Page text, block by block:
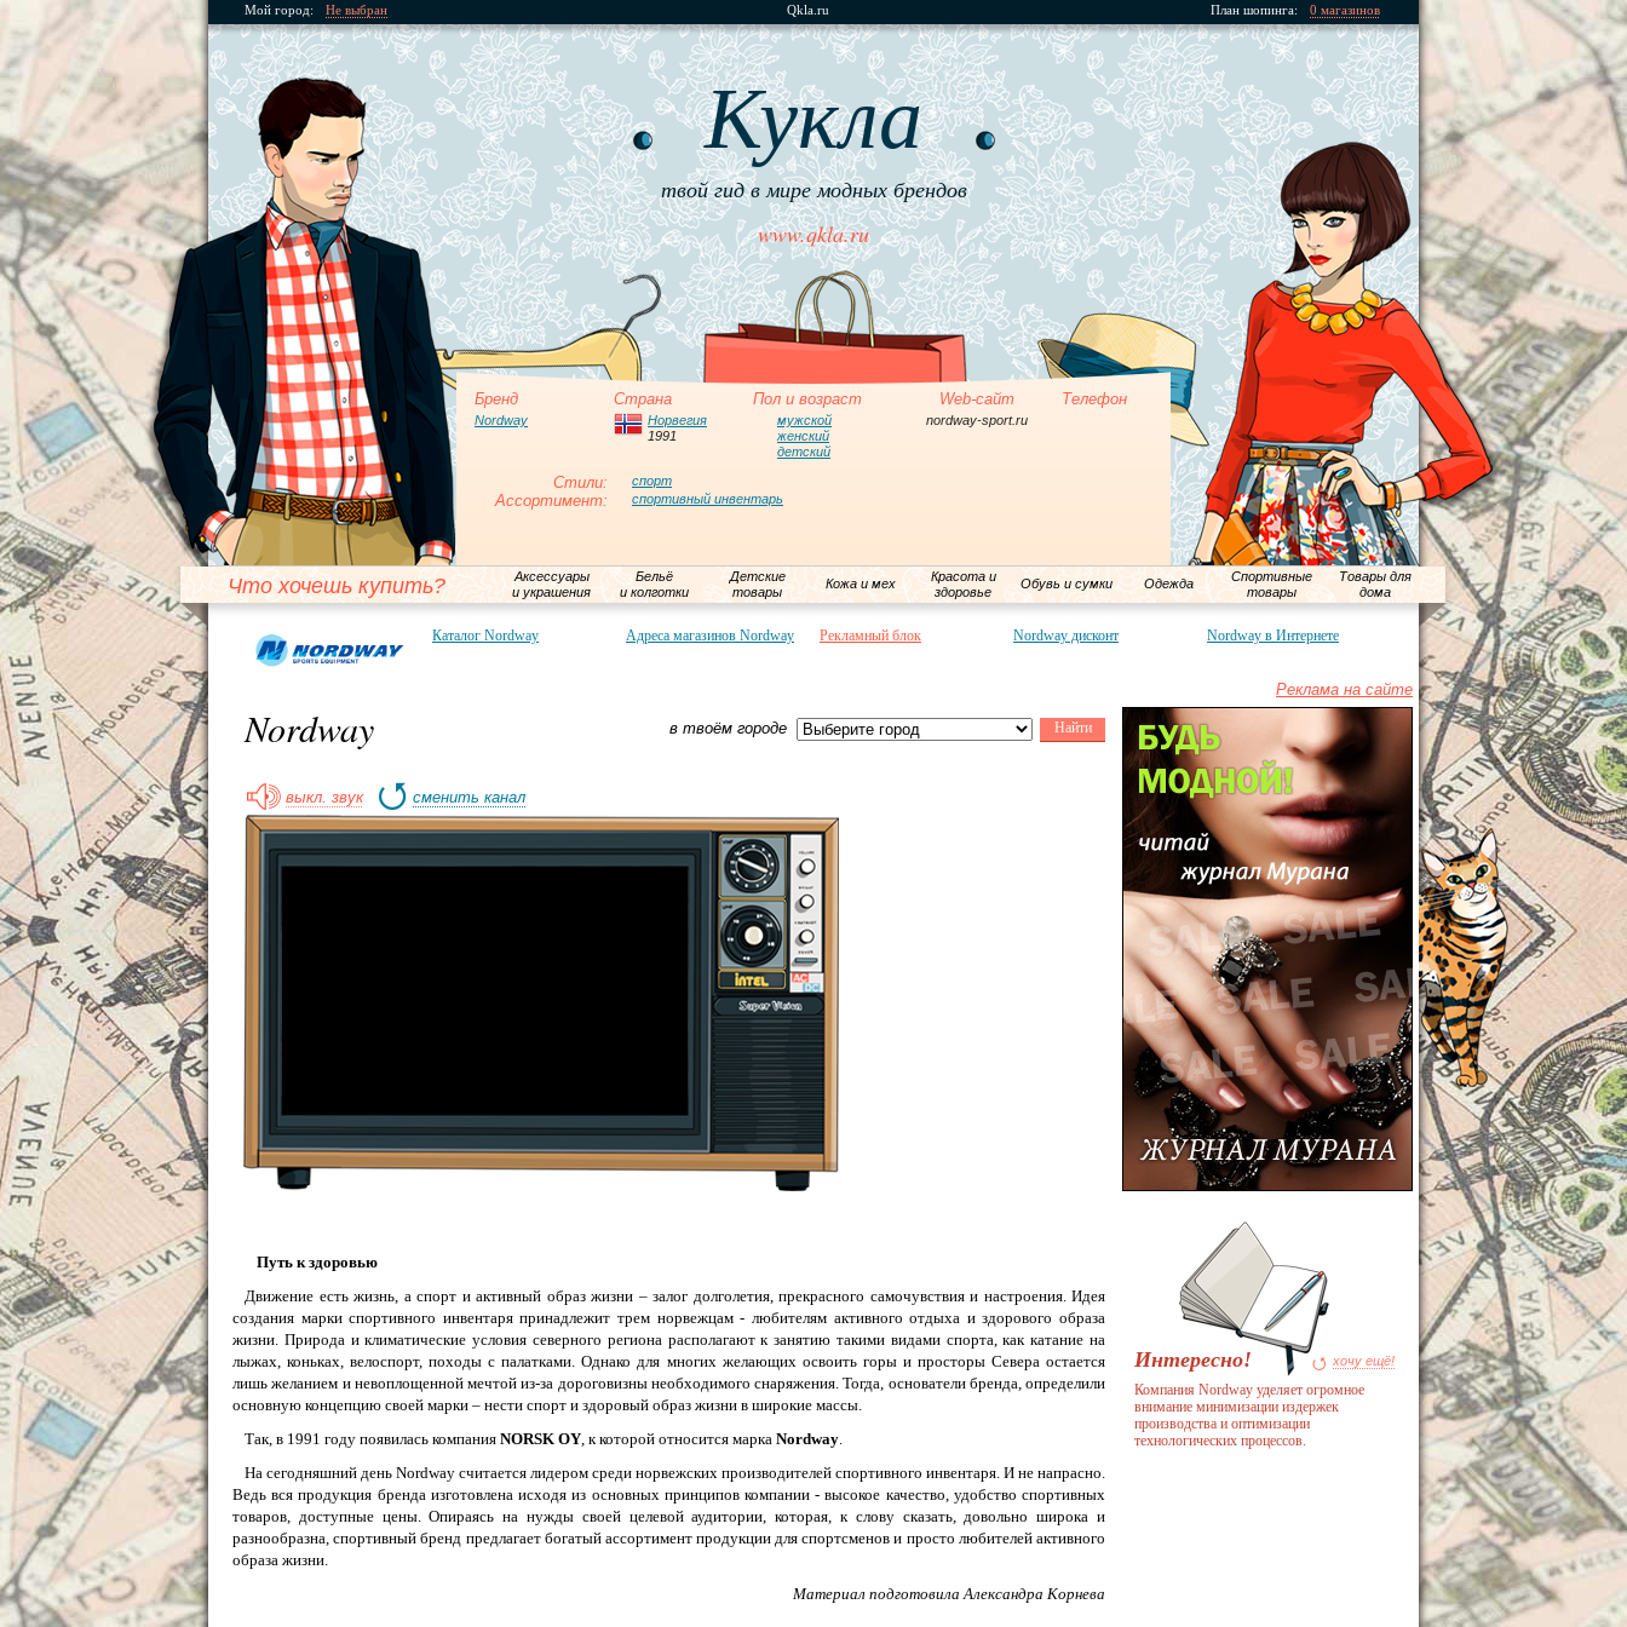
Мой город: Не выбран Qkla.ru План шопинга: 0 магазинов
Кукла
твой гид в мире модных брендов
www.qkla.ru
Бренд Страна Пол и возраст Web-сайт Телефон
Nordway
Норвегия
1991
мужской
женский
детский
nordway-sport.ru
Стили: спорт
Ассортимент: спортивный инвентарь
Что хочешь купить?
Аксессуары
и украшения
Бельё
и колготки
Детские
товары
Кожа и мех
Красота и
здоровье
Обувь и сумки Одежда
Спортивные
товары
Товары для
дома
Каталог Nordway Адреса магазинов Nordway Рекламный блок Nordway дисконт Nordway в Интернете
в твоём городе
Nordway
выкл. звук сменить канал
Путь к здоровью
Движение есть жизнь, а спорт и активный образ жизни – залог долголетия, прекрасного самочувствия и настроения. Идея
создания марки спортивного инвентаря принадлежит трем норвежцам - любителям активного отдыха и здорового образа
жизни. Природа и климатические условия северного региона располагают к занятию такими видами спорта, как катание на
лыжах, коньках, велоспорт, походы с палатками. Однако для многих желающих освоить горы и просторы Севера остается
лишь желанием и невоплощенной мечтой из-за дороговизны необходимого снаряжения. Тогда, основатели бренда, определили
основную концепцию своей марки – нести спорт и здоровый образ жизни в широкие массы.
Так, в 1991 году появилась компания NORSK OY, к которой относится марка Nordway.
На сегодняшний день Nordway считается лидером среди норвежских производителей спортивного инвентаря. И не напрасно.
Ведь вся продукция бренда изготовлена исходя из основных принципов компании - высокое качество, удобство спортивных
товаров, доступные цены. Опираясь на нужды своей целевой аудитории, которая, к слову сказать, довольно широка и
разнообразна, спортивный бренд предлагает богатый ассортимент продукции для спортсменов и просто любителей активного
образа жизни.
Материал подготовила Александра Корнева
Реклама на сайте
Интересно! хочу ещё!
Компания Nordway уделяет огромное
внимание минимизации издержек
производства и оптимизации
технологических процессов.